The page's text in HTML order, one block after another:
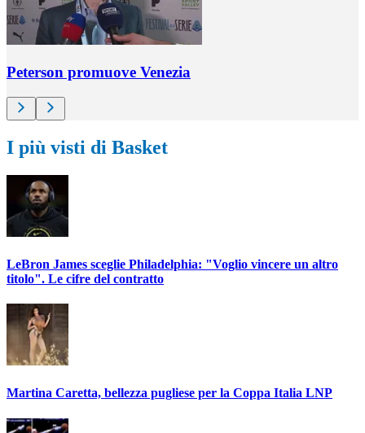
Peterson promuove Venezia
I più visti di Basket
LeBron James sceglie Philadelphia: "Voglio vincere un altro
titolo". Le cifre del contratto
Martina Caretta, bellezza pugliese per la Coppa Italia LNP